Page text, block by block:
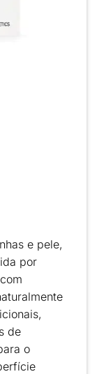
e pele,
por
com
de
o